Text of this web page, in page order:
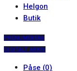
Helgon
Butik
PRENUMERERA
DIGITALT ARKIV
Påse (0)